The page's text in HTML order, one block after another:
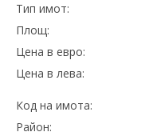
Тип имот:
Площ:
Цена в евро:
Цена в лева:
Код на имота:
Район: